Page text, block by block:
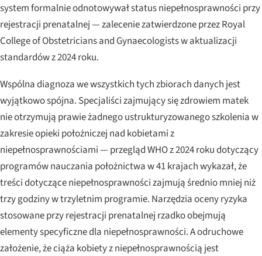
system formalnie odnotowywał status niepełnosprawności przy
rejestracji prenatalnej — zalecenie zatwierdzone przez Royal
College of Obstetricians and Gynaecologists w aktualizacji
standardów z 2024 roku.
Wspólna diagnoza we wszystkich tych zbiorach danych jest
wyjątkowo spójna. Specjaliści zajmujący się zdrowiem matek
nie otrzymują prawie żadnego ustrukturyzowanego szkolenia w
zakresie opieki położniczej nad kobietami z
niepełnosprawnościami — przegląd WHO z 2024 roku dotyczący
programów nauczania położnictwa w 41 krajach wykazał, że
treści dotyczące niepełnosprawności zajmują średnio mniej niż
trzy godziny w trzyletnim programie. Narzędzia oceny ryzyka
stosowane przy rejestracji prenatalnej rzadko obejmują
elementy specyficzne dla niepełnosprawności. A odruchowe
założenie, że ciąża kobiety z niepełnosprawnością jest